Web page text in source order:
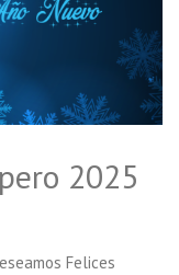
2025
Felices